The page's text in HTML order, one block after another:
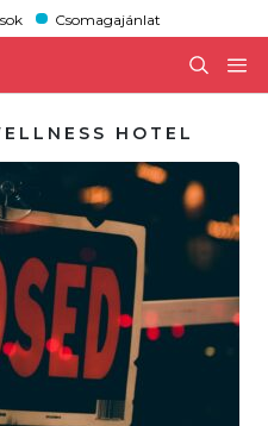
Csomagajánlat
HOTEL